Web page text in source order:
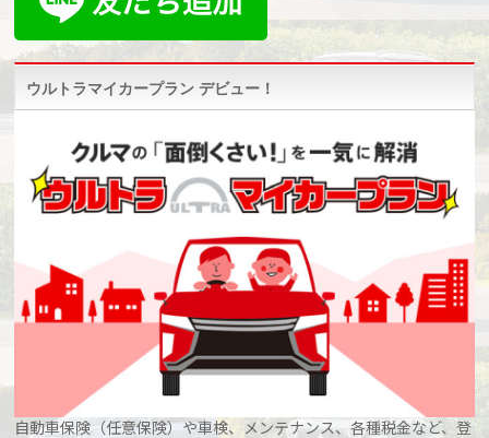
ウルトラマイカープラン デビュー！
自動車保険（任意保険）や車検、メンテナンス、各種税金など、登